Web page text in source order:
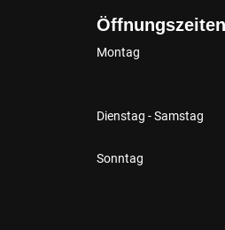
Öffnungszeiten
Montag
Dienstag - Samstag
Sonntag